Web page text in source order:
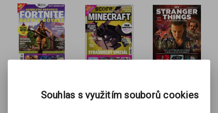
Z obsahu:
Nejhezčí baráky. Parádní domy a obydlí.
• Dohrajte to. Pokořte konec Minecraftu.
• Jak na redstone. Vysoká škola ruditu.
• Úžasné mapy. 15 map, které musíte hrát.
Royale
Kolektiv
Strašidelný
Kolektiv
Things –
Kompletní
kolektiv autorů
Souhlas s využitím souborů cookies